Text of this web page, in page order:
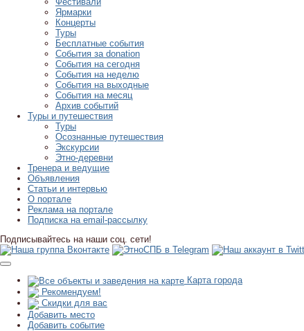
Ярмарки
Концерты
Туры
Бесплатные события
События за donation
События на сегодня
События на неделю
События на выходные
События на месяц
Архив событий
Туры и путешествия
Туры
Осознанные путешествия
Экскурсии
Этно-деревни
Тренера и ведущие
Объявления
Статьи и интервью
О портале
Реклама на портале
Подписка на email-рассылку
Подписывайтесь на наши соц. сети!
Карта города
Рекомендуем!
Скидки для вас
Добавить место
Добавить событие